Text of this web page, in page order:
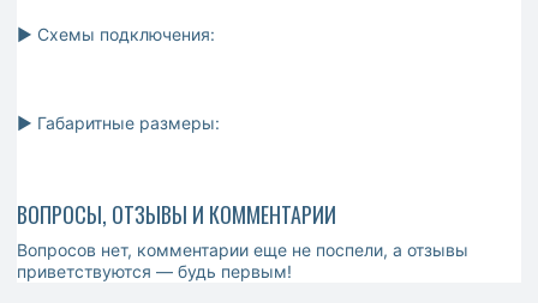
► Схемы подключения:
► Габаритные размеры:
ВОПРОСЫ, ОТЗЫВЫ И КОММЕНТАРИИ
Вопросов нет, комментарии еще не поспели, а отзывы
приветствуются — будь первым!